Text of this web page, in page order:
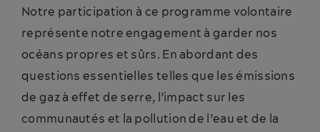
Notre participation à ce programme volontaire
représente notre engagement à garder nos
océans propres et sûrs. En abordant des
questions essentielles telles que les émissions
de gaz à effet de serre, l’impact sur les
communautés et la pollution de l’eau et de la